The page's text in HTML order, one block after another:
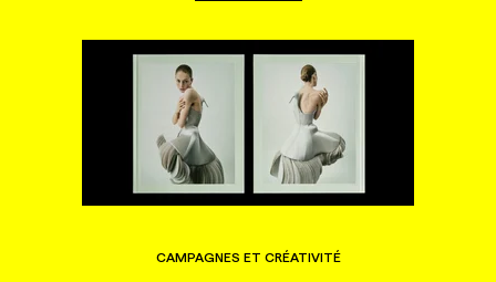
CAMPAGNES ET CRÉATIVITÉ